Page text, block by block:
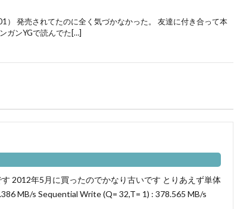
） 発売されてたのに全く気づかなかった。 友達に付き合って本
ガンYGで読んでた[…]
2012年5月に買ったのでかなり古いです とりあえず単体
MB/s Sequential Write (Q= 32,T= 1) : 378.565 MB/s